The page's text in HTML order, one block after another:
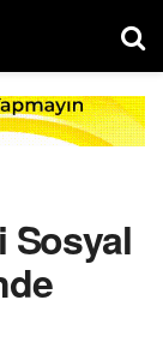
Sosyal